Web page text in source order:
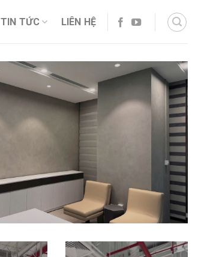
TIN TỨC LIÊN HỆ